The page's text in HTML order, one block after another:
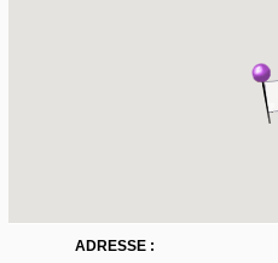
ADRESSE :